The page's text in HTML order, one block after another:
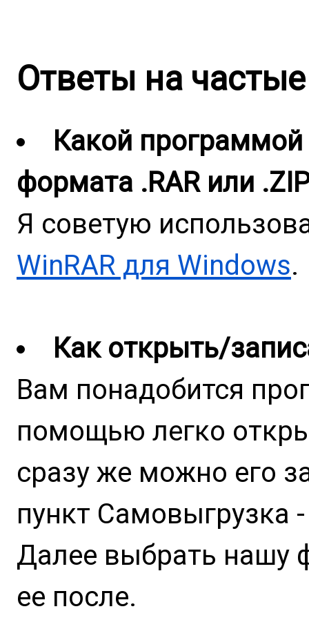
Ответы на
Какой
формата .RAR или
Я советую
WinRAR для Windows.
Как открыть/
Вам понадобится
помощью легко
сразу же можно его
пункт Самовыгрузка
Далее выбрать нашу
ее после.